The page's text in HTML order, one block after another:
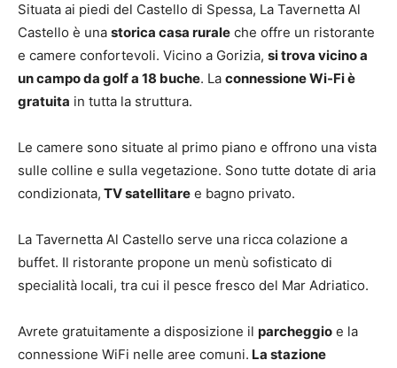
Situata ai piedi del Castello di Spessa, La Tavernetta Al
Castello è una storica casa rurale che offre un ristorante
e camere confortevoli. Vicino a Gorizia, si trova vicino a
un campo da golf a 18 buche. La connessione Wi-Fi è
gratuita in tutta la struttura.
Le camere sono situate al primo piano e offrono una vista
sulle colline e sulla vegetazione. Sono tutte dotate di aria
condizionata, TV satellitare e bagno privato.
La Tavernetta Al Castello serve una ricca colazione a
buffet. Il ristorante propone un menù sofisticato di
specialità locali, tra cui il pesce fresco del Mar Adriatico.
Avrete gratuitamente a disposizione il parcheggio e la
connessione WiFi nelle aree comuni. La stazione